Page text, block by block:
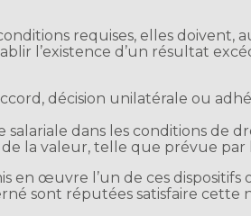
requises, elles doivent,
l’existence d’un résultat
décision unilatérale ou
dans les conditions de
la valeur, telle que prévue par
en œuvre l’un de ces dispositifs
sont réputées satisfaire cette